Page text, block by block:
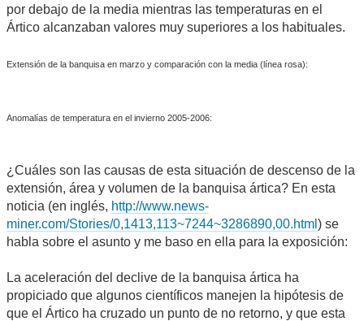
por debajo de la media mientras las temperaturas en el
Ártico alcanzaban valores muy superiores a los habituales.
Extensión de la banquisa en marzo y comparación con la media (línea rosa):
Anomalías de temperatura en el invierno 2005-2006:
¿Cuáles son las causas de esta situación de descenso de la
extensión, área y volumen de la banquisa ártica? En esta
noticia (en inglés, http://www.news-
miner.com/Stories/0,1413,113~7244~3286890,00.html ) se
habla sobre el asunto y me baso en ella para la exposición:
La aceleración del declive de la banquisa ártica ha
propiciado que algunos científicos manejen la hipótesis de
que el Ártico ha cruzado un punto de no retorno, y que esta